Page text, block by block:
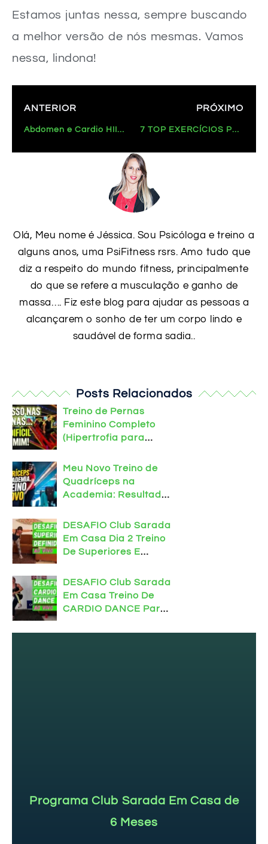
Estamos juntas nessa, sempre buscando
a melhor versão de nós mesmas. Vamos
nessa, lindona!
ANTERIOR
Abdomen e Cardio HIIT: Defina em 20 Minutos no Desafio de Volta ao Shape!
PRÓXIMO
7 TOP EXERCÍCIOS PARA AUMENTAR E EMPINAR O BUMBUM: Guia Completo!
Olá, Meu nome é Jéssica. Sou Psicóloga e treino a
alguns anos, uma PsiFitness rsrs. Amo tudo que
diz a respeito do mundo fitness, principalmente
do que se refere a musculação e ganho de
massa…. Fiz este blog para ajudar as pessoas a
alcançarem o sonho de ter um corpo lindo e
saudável de forma sadia..
Posts Relacionados
Treino de Pernas
Feminino Completo
(Hipertrofia para
Meu Novo Treino de
Quadríceps na
Academia: Resultados
DESAFIO Club Sarada
Em Casa Dia 2 Treino
De Superiores E
Em Casa
DESAFIO Club Sarada
Em Casa Treino De
CARDIO DANCE Para
Programa Club Sarada Em Casa de
6 Meses